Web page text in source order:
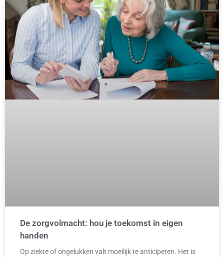
De zorgvolmacht: hou je toekomst in eigen
handen
Op ziekte of ongelukken valt moeilijk te anticiperen. Het is